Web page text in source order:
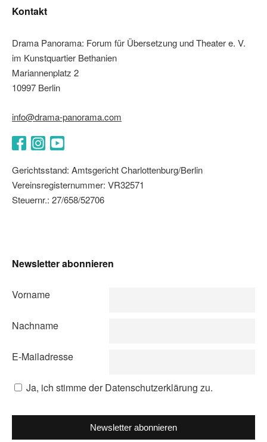
Kontakt
Drama Panorama: Forum für Übersetzung und Theater e. V.
im Kunstquartier Bethanien
Mariannenplatz 2
10997 Berlin
info@drama-panorama.com
Gerichtsstand: Amtsgericht Charlottenburg/Berlin
Vereinsregisternummer: VR32571
Steuernr.: 27/658/52706
Newsletter abonnieren
Vorname
Nachname
E-Mailadresse
Ja, ich stimme der Datenschutzerklärung zu.
Newsletter abonnieren